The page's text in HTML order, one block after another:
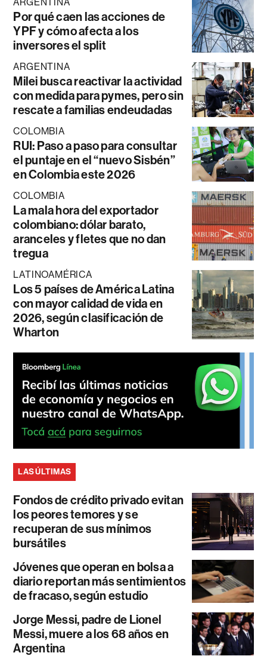
Por qué caen las acciones de
YPF y cómo afecta a los
inversores el split
ARGENTINA
Milei busca reactivar la actividad
con medida para pymes, pero sin
rescate a familias endeudadas
COLOMBIA
RUI: Paso a paso para consultar
el puntaje en el “nuevo Sisbén”
en Colombia este 2026
COLOMBIA
La mala hora del exportador
colombiano: dólar barato,
aranceles y fletes que no dan
tregua
LATINOAMÉRICA
Los 5 países de América Latina
con mayor calidad de vida en
2026, según clasificación de
Wharton
LAS ÚLTIMAS
Fondos de crédito privado evitan
los peores temores y se
recuperan de sus mínimos
bursátiles
Jóvenes que operan en bolsa a
diario reportan más sentimientos
de fracaso, según estudio
Jorge Messi, padre de Lionel
Messi, muere a los 68 años en
Argentina